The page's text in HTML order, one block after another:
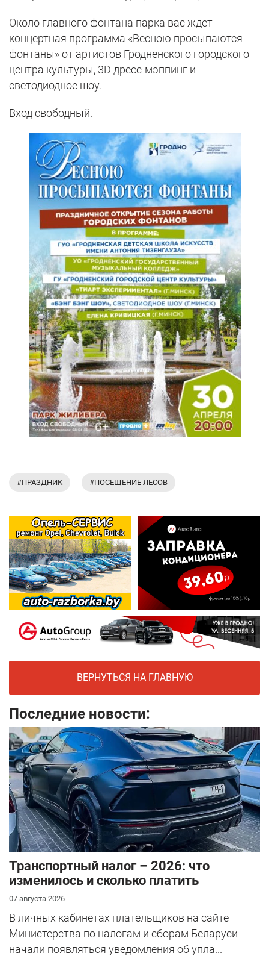
Около главного фонтана парка вас ждет
концертная программа «Весною просыпаются
фонтаны» от артистов Гродненского городского
центра культуры, 3D дресс-мэппинг и
светодиодное шоу.
Вход свободный.
#ПРАЗДНИК #ПОСЕЩЕНИЕ ЛЕСОВ
ВЕРНУТЬСЯ НА ГЛАВНУЮ
Последние новости:
Транспортный налог – 2026: что
изменилось и сколько платить
07 августа 2026
В личных кабинетах плательщиков на сайте
Министерства по налогам и сборам Беларуси
начали появляться уведомления об упла...